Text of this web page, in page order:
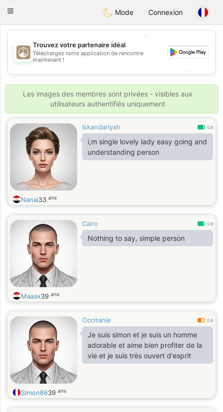
Bahebik
Toggle
Mode Connexion
💖
💕
Trouvez votre partenaire idéal
Téléchargez notre application de rencontre
maintenant !
Les images des membres sont privées - visibles aux
utilisateurs authentifiés uniquement
Iskandariyah 0.8
i,m single lovely lady easy going and
understanding person
Nanai33 ans
Cairo 0.8
Nothing to say, simple person
Maaax39 ans
Occitanie 0.6
Je suis simon et je suis un homme
adorable et aime bien profiter de la
vie et je suis très ouvert d'esprit
Simon8639 ans